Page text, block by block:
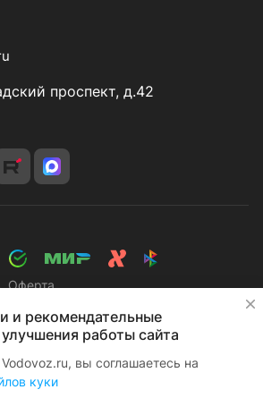
проспект, д.42
Оферта
и рекомендательные
работы сайта
вы соглашаетесь на
куки